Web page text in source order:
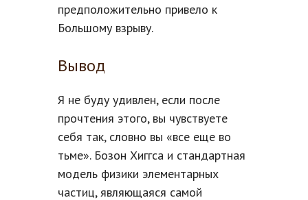
предположительно привело к
Большому взрыву.
Вывод
Я не буду удивлен, если после
прочтения этого, вы чувствуете
себя так, словно вы «все еще во
тьме». Бозон Хиггса и стандартная
модель физики элементарных
частиц, являющаяся самой